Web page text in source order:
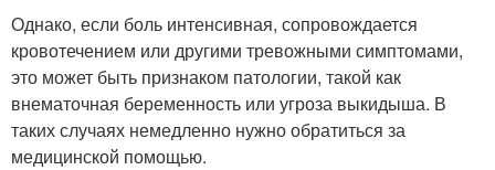
Однако, если боль интенсивная, сопровождается
кровотечением или другими тревожными симптомами,
это может быть признаком патологии, такой как
внематочная беременность или угроза выкидыша. В
таких случаях немедленно нужно обратиться за
медицинской помощью.